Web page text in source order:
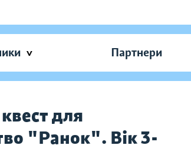
Партнери
для
"Ранок". Вік 3-